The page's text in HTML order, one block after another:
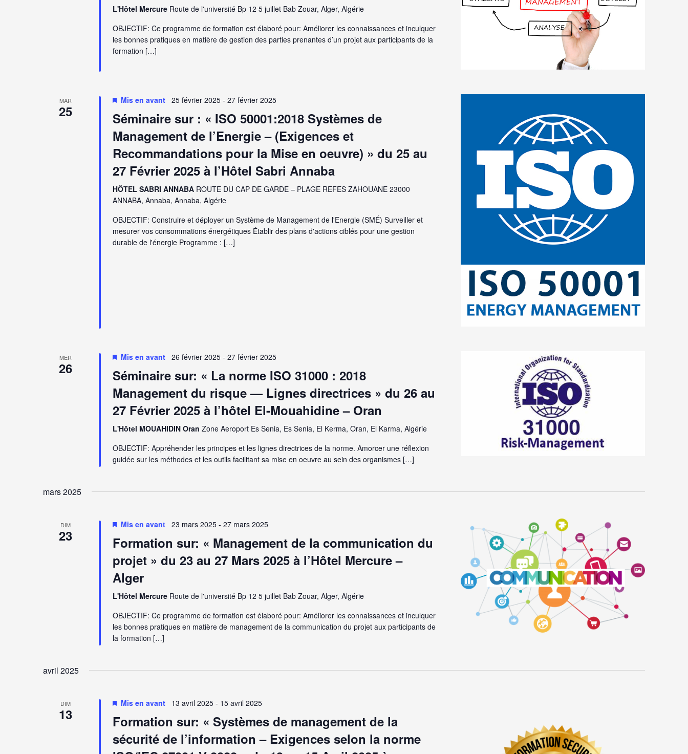
L'Hôtel Mercure Route de l'université Bp 12 5 juillet Bab Zouar, Alger, Algérie
OBJECTIF: Ce programme de formation est élaboré pour: Améliorer les connaissances et inculquer
les bonnes pratiques en matière de gestion des parties prenantes d’un projet aux participants de la
formation […]
MAR
25
Mis en avant 25 février 2025- 27 février 2025
Séminaire sur : « ISO 50001:2018 Systèmes de
Management de l’Energie – (Exigences et
Recommandations pour la Mise en oeuvre) » du 25 au
27 Février 2025 à l’Hôtel Sabri Annaba
HÔTEL SABRI ANNABA ROUTE DU CAP DE GARDE – PLAGE REFES ZAHOUANE 23000
ANNABA, Annaba, Annaba, Algérie
OBJECTIF: Construire et déployer un Système de Management de l'Energie (SMÉ) Surveiller et
mesurer vos consommations énergétiques Établir des plans d'actions ciblés pour une gestion
durable de l'énergie Programme : […]
MER
26
Mis en avant 26 février 2025- 27 février 2025
Séminaire sur: « La norme ISO 31000 : 2018
Management du risque — Lignes directrices » du 26 au
27 Février 2025 à l’hôtel El-Mouahidine – Oran
L'Hôtel MOUAHIDIN Oran Zone Aeroport Es Senia, Es Senia, El Kerma, Oran, El Karma, Algérie
OBJECTIF: Appréhender les principes et les lignes directrices de la norme. Amorcer une réflexion
guidée sur les méthodes et les outils facilitant sa mise en oeuvre au sein des organismes […]
mars 2025
DIM
23
Mis en avant 23 mars 2025- 27 mars 2025
Formation sur: « Management de la communication du
projet » du 23 au 27 Mars 2025 à l’Hôtel Mercure –
Alger
L'Hôtel Mercure Route de l'université Bp 12 5 juillet Bab Zouar, Alger, Algérie
OBJECTIF: Ce programme de formation est élaboré pour: Améliorer les connaissances et inculquer
les bonnes pratiques en matière de management de la communication du projet aux participants de
la formation […]
avril 2025
DIM
13
Mis en avant 13 avril 2025- 15 avril 2025
Formation sur: « Systèmes de management de la
sécurité de l’information – Exigences selon la norme